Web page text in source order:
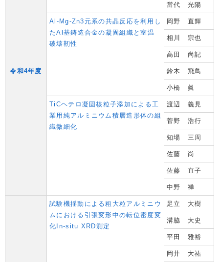
令和4年度
當代 光陽
Al-Mg-Zn3元系の共晶反応を利用し
たAl基鋳造合金の凝固組織と室温
破壊靭性
岡野 直輝
相川 宗也
高田 尚記
鈴木 飛鳥
小橋 眞
TiCヘテロ凝固核粒子添加による工
業用純アルミニウム積層造形体の組
織微細化
渡辺 義見
菅野 浩行
知場 三周
佐藤 尚
佐藤 直子
中野 禅
試験機揺動による粗大粒アルミニウ
ムにおける引張変形中の転位密度変
化In-situ XRD測定
足立 大樹
溝脇 大史
平田 雅裕
岡井 大祐